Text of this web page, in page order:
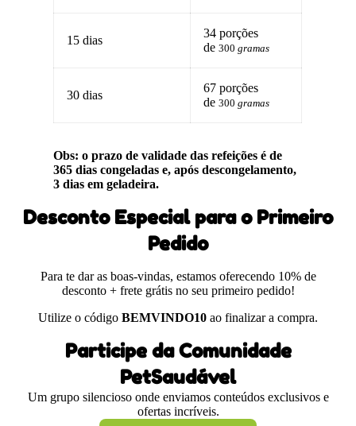
15 dias
34 porções
de300gramas
30 dias
67 porções
de300gramas
Obs: o prazo de validade das refeições é de
365 dias congeladas e, após descongelamento,
3 dias em geladeira.
Desconto Especial para o Primeiro
Pedido
Para te dar as boas-vindas, estamos oferecendo 10% de
desconto + frete grátis no seu primeiro pedido!
Utilize o código BEMVINDO10 ao finalizar a compra.
Participe da Comunidade
PetSaudável
Um grupo silencioso onde enviamos conteúdos exclusivos e
ofertas incríveis.